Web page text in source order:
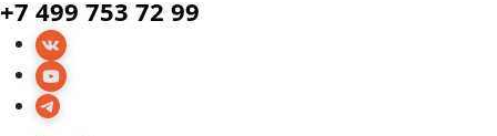
+7 499 753 72 99